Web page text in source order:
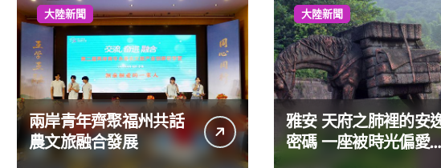
大陸新聞
兩岸青年齊聚福州共話
農文旅融合發展
大陸新聞
雅安 天府之肺裡的安
密碼 一座被時光偏愛